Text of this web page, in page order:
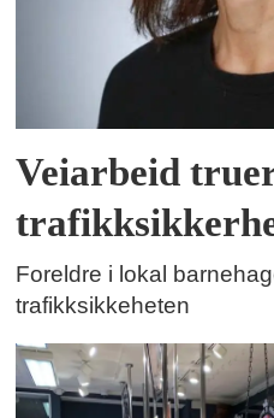
Veiarbeid
Foreldre i lokal
trafikksikkeheten